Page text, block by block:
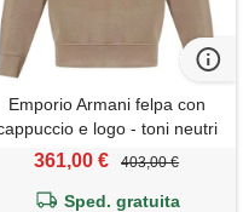
Emporio Armani felpa con
e logo - toni neutri
361,00 € 403,00 €
Sped. gratuita